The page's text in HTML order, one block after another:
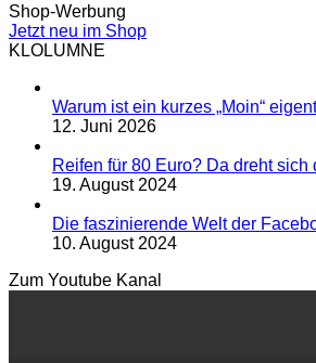
Shop-Werbung
Jetzt neu im Shop
KLOLUMNE
Warum ist ein kurzes „Moin“
12. Juni 2026
Reifen für 80 Euro? Da dreht
19. August 2024
Die faszinierende Welt der
10. August 2024
Zum Youtube Kanal